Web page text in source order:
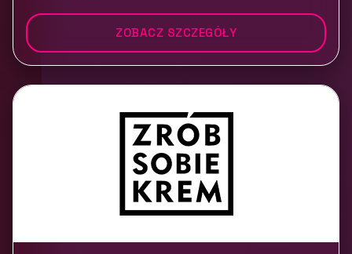
ZOBACZ SZCZEGÓŁY